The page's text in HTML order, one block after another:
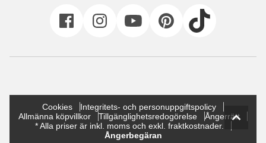
Cookies
Integritets- och personuppgiftspolicy
Allmänna köpvillkor
Tillgänglighetsredogörelse
Ångerrätt
* Alla priser är inkl. moms och exkl. fraktkostnader.
Ångerbegäran